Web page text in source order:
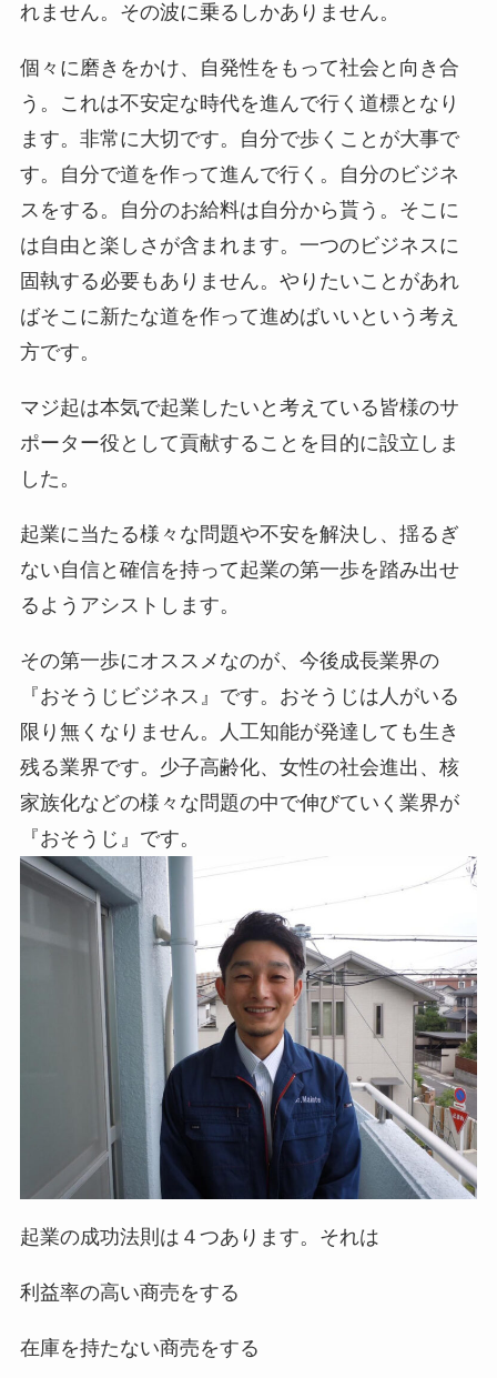
れません。その波に乗るしかありません。
個々に磨きをかけ、自発性をもって社会と向き合
う。これは不安定な時代を進んで行く道標となり
ます。非常に大切です。自分で歩くことが大事で
す。自分で道を作って進んで行く。自分のビジネ
スをする。自分のお給料は自分から貰う。そこに
は自由と楽しさが含まれます。一つのビジネスに
固執する必要もありません。やりたいことがあれ
ばそこに新たな道を作って進めばいいという考え
方です。
マジ起は本気で起業したいと考えている皆様のサ
ポーター役として貢献することを目的に設立しま
した。
起業に当たる様々な問題や不安を解決し、揺るぎ
ない自信と確信を持って起業の第一歩を踏み出せ
るようアシストします。
その第一歩にオススメなのが、今後成長業界の
『おそうじビジネス』です。おそうじは人がいる
限り無くなりません。人工知能が発達しても生き
残る業界です。少子高齢化、女性の社会進出、核
家族化などの様々な問題の中で伸びていく業界が
『おそうじ』です。
起業の成功法則は４つあります。それは
利益率の高い商売をする
在庫を持たない商売をする